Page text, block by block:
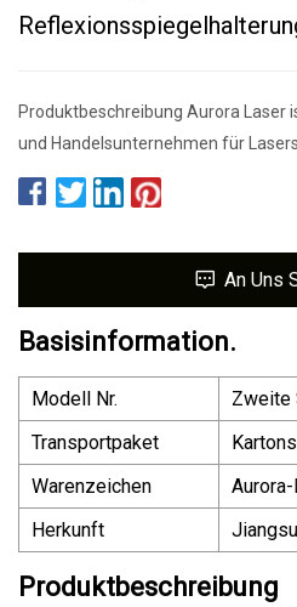
Produktbeschreibung Aurora Laser
und Handelsunternehmen für
An Uns
Basisinformation.
Modell Nr.
Zweite
Transportpaket
Warenzeichen
Herkunft
Produktbeschreibung